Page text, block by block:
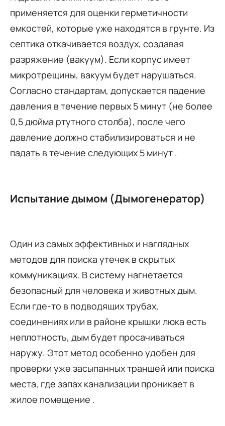
применяется для оценки герметичности
емкостей, которые уже находятся в грунте. Из
септика откачивается воздух, создавая
разряжение (вакуум). Если корпус имеет
микротрещины, вакуум будет нарушаться.
Согласно стандартам, допускается падение
давления в течение первых 5 минут (не более
0,5 дюйма ртутного столба), после чего
давление должно стабилизироваться и не
падать в течение следующих 5 минут .
Испытание дымом (Дымогенератор)
Один из самых эффективных и наглядных
методов для поиска утечек в скрытых
коммуникациях. В систему нагнетается
безопасный для человека и животных дым.
Если где-то в подводящих трубах,
соединениях или в районе крышки люка есть
неплотность, дым будет просачиваться
наружу. Этот метод особенно удобен для
проверки уже засыпанных траншей или поиска
места, где запах канализации проникает в
жилое помещение .